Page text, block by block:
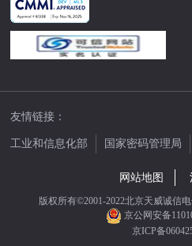
友情链接：
工业和信息化部 国家密码管理局
网站地图
版权所有©2001-2022北京天威诚信
京公网安备
京ICP备